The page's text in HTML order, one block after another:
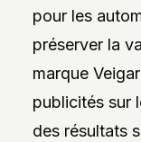
PERSONNALISATION
AUTO/MOTO.
L’ACCENT
EST
MIS
L’EXPLORATION
DES
STYLES,
pour les
préserver la
marque
publicités sur
des résultats